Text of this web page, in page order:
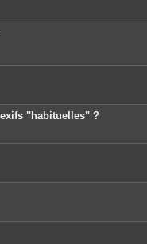
"habituelles" ?